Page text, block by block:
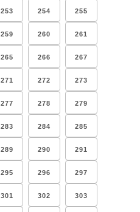
253 254 255
259 260 261
265 266 267
271 272 273
277 278 279
283 284 285
289 290 291
295 296 297
301 302 303